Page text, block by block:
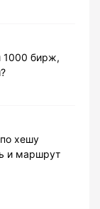
1000 бирж,
хешу
и маршрут